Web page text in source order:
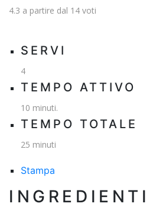
4.3 a partire dal 14 voti
SERVI
4
TEMPO ATTIVO
10 minuti.
TEMPO TOTALE
25 minuti
Stampa
INGREDIENTI